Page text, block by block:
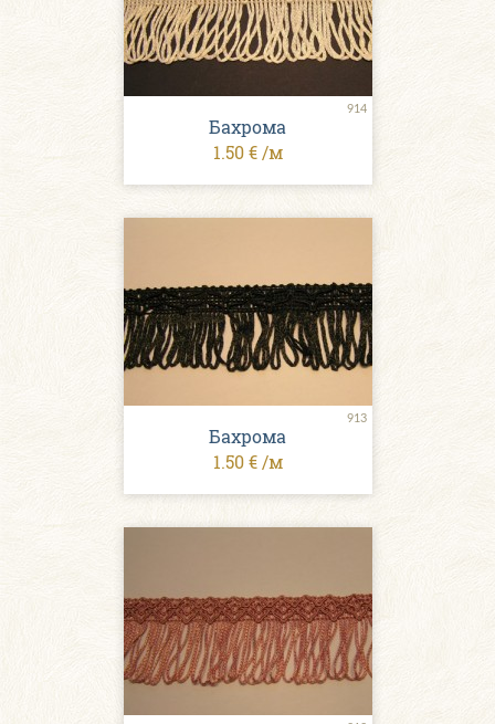
914
Бахрома
1.50 € /м
913
Бахрома
1.50 € /м